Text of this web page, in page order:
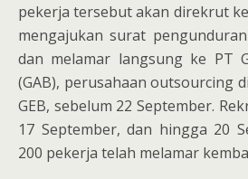
pekerja tersebut akan direkrut
mengajukan surat
dan melamar langsung ke PT
(GAB), perusahaan outsourcing
GEB, sebelum 22 September.
17 September, dan hingga 20
200 pekerja telah melamar